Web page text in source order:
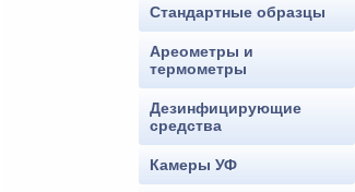
Стандартные образцы
Ареометры и
термометры
Дезинфицирующие
средства
Камеры УФ